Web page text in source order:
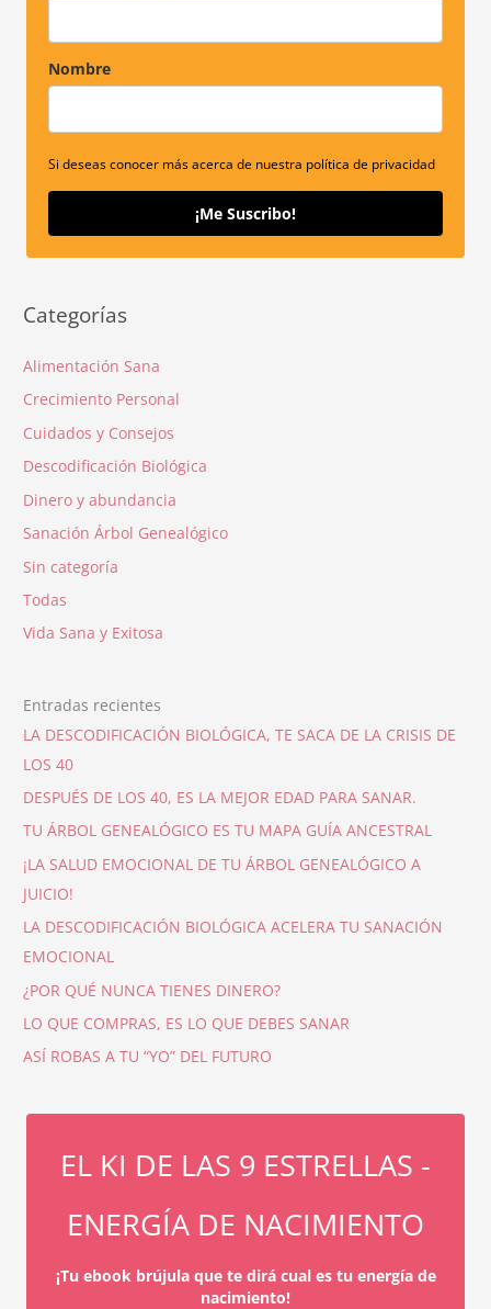
Nombre
Si deseas conocer más acerca de nuestra política de privacidad
¡Me Suscribo!
Categorías
Alimentación Sana
Crecimiento Personal
Cuidados y Consejos
Descodificación Biológica
Dinero y abundancia
Sanación Árbol Genealógico
Sin categoría
Todas
Vida Sana y Exitosa
Entradas recientes
LA DESCODIFICACIÓN BIOLÓGICA, TE SACA DE LA CRISIS DE
LOS 40
DESPUÉS DE LOS 40, ES LA MEJOR EDAD PARA SANAR.
TU ÁRBOL GENEALÓGICO ES TU MAPA GUÍA ANCESTRAL
¡LA SALUD EMOCIONAL DE TU ÁRBOL GENEALÓGICO A
JUICIO!
LA DESCODIFICACIÓN BIOLÓGICA ACELERA TU SANACIÓN
EMOCIONAL
¿POR QUÉ NUNCA TIENES DINERO?
LO QUE COMPRAS, ES LO QUE DEBES SANAR
ASÍ ROBAS A TU “YO” DEL FUTURO
EL KI DE LAS 9 ESTRELLAS -
ENERGÍA DE NACIMIENTO
¡Tu ebook brújula que te dirá cual es tu energía de
nacimiento!